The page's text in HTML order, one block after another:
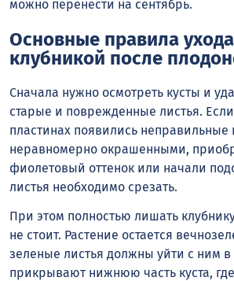
можно перенести на сентябрь.
Основные правила
клубникой после
Сначала нужно осмотреть кусты и
старые и поврежденные листья.
пластинах появились неправильные
неравномерно окрашенными,
фиолетовый оттенок или начали
листья необходимо срезать.
При этом полностью лишать
не стоит. Растение остается
зеленые листья должны уйти с ним в
прикрывают нижнюю часть куста,